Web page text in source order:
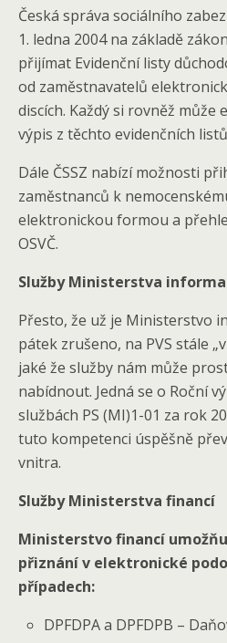
Česká správa sociálního
1. ledna 2004 na základě
přijímat Evidenční listy
od zaměstnavatelů
discích. Každý si rovněž může
výpis z těchto evidenčních
Dále ČSSZ nabízí možnosti
zaměstnanců k
elektronickou formou a
OSVČ.
Služby Ministerstva
Přesto, že už je Ministerstvo
pátek zrušeno, na PVS stále
jaké že služby nám může
nabídnout. Jedná se o Roční
službách PS (MI)1-01 za rok
tuto kompetenci úspěšně
vnitra.
Služby Ministerstva financí
Ministerstvo financí
přiznání v elektronické
případech:
DPFDPA a DPFDPB –